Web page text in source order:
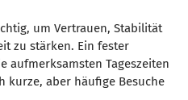
um Vertrauen, Stabilität
zu stärken. Ein fester
aufmerksamsten Tageszeiten
kurze, aber häufige Besuche